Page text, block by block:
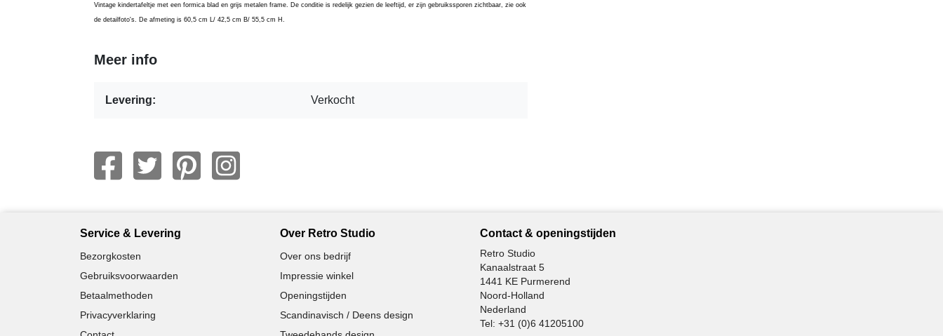
Vintage kindertafeltje met een formica blad en grijs metalen frame. De conditie is redelijk gezien de leeftijd, er zijn gebruikssporen zichtbaar, zie ook
de detailfoto's. De afmeting is 60,5 cm L/ 42,5 cm B/ 55,5 cm H.
Meer info
Levering: Verkocht
Service & Levering
Bezorgkosten
Gebruiksvoorwaarden
Betaalmethoden
Privacyverklaring
Over Retro Studio
Over ons bedrijf
Impressie winkel
Openingstijden
Scandinavisch / Deens design
Contact & openingstijden
Retro Studio
Kanaalstraat 5
1441 KE Purmerend
Noord-Holland
Nederland
Tel: +31 (0)6 41205100